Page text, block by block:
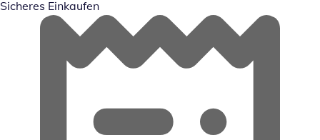
Sicheres Einkaufen